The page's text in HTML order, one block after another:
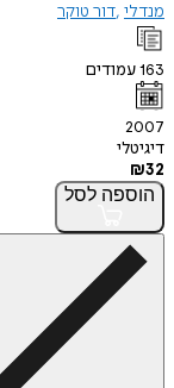
מנדלי דור טוקר
163עמודים
2007
דיגיטלי
₪32
הוספה לסל